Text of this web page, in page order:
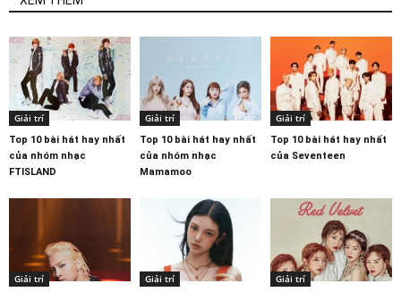
Giải trí
Top 10 bài hát hay nhất
của nhóm nhạc
FTISLAND
Giải trí
Top 10 bài hát hay nhất
của nhóm nhạc
Mamamoo
Giải trí
Top 10 bài hát hay nhất
của Seventeen
Giải trí Giải trí Giải trí